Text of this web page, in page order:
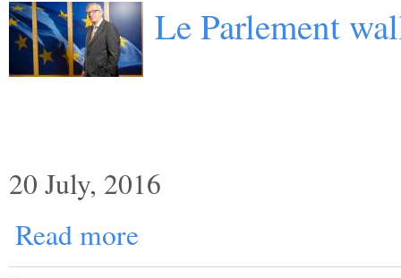
Le Parlement
20 July, 2016
Read more